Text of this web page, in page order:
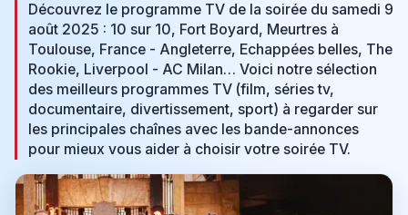
Découvrez le programme TV de la soirée du samedi 9
août 2025 : 10 sur 10, Fort Boyard, Meurtres à
Toulouse, France - Angleterre, Echappées belles, The
Rookie, Liverpool - AC Milan… Voici notre sélection
des meilleurs programmes TV (film, séries tv,
documentaire, divertissement, sport) à regarder sur
les principales chaînes avec les bande-annonces
pour mieux vous aider à choisir votre soirée TV.